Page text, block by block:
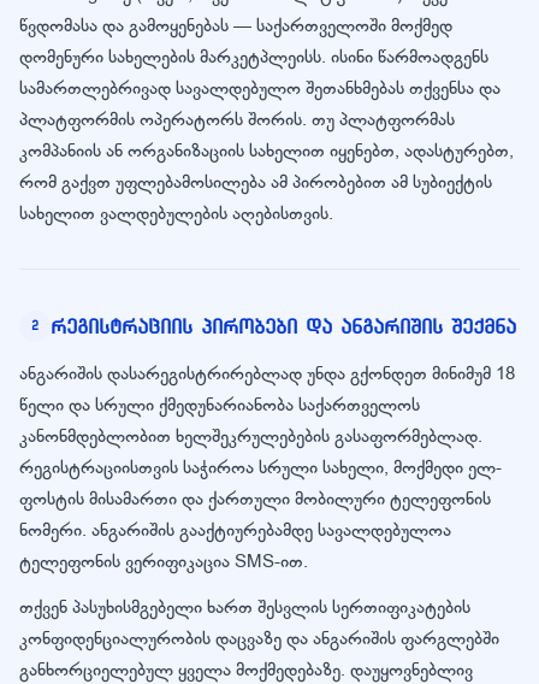
წვდომასა და გამოყენებას — საქართველოში მოქმედ
დომენური სახელების მარკეტპლეისს. ისინი წარმოადგენს
სამართლებრივად სავალდებულო შეთანხმებას თქვენსა და
პლატფორმის ოპერატორს შორის. თუ პლატფორმას
კომპანიის ან ორგანიზაციის სახელით იყენებთ, ადასტურებთ,
რომ გაქვთ უფლებამოსილება ამ პირობებით ამ სუბიექტის
სახელით ვალდებულების აღებისთვის.
2 რეგისტრაციის პირობები და ანგარიშის შექმნა
ანგარიშის დასარეგისტრირებლად უნდა გქონდეთ მინიმუმ 18
წელი და სრული ქმედუნარიანობა საქართველოს
კანონმდებლობით ხელშეკრულებების გასაფორმებლად.
რეგისტრაციისთვის საჭიროა სრული სახელი, მოქმედი ელ-
ფოსტის მისამართი და ქართული მობილური ტელეფონის
ნომერი. ანგარიშის გააქტიურებამდე სავალდებულოა
ტელეფონის ვერიფიკაცია SMS-ით.
თქვენ პასუხისმგებელი ხართ შესვლის სერთიფიკატების
კონფიდენციალურობის დაცვაზე და ანგარიშის ფარგლებში
განხორციელებულ ყველა მოქმედებაზე. დაუყოვნებლივ